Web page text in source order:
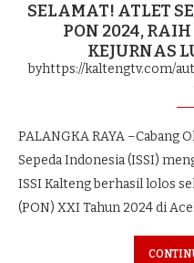
SELAMAT! ATLET
PON 2024,
KEJURNAS
byhttps://kaltengtv.com/
PALANGKA RAYA –Cabang
Sepeda Indonesia (ISSI)
ISSI Kalteng berhasil lolos
(PON) XXI Tahun 2024 di